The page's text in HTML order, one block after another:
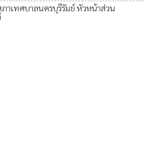
าเทศบาลนครบุรีรัมย์ หัวหน้าส่วน